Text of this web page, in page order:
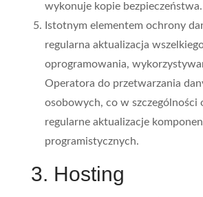
wykonuje kopie bezpieczeństwa.
Istotnym elementem ochrony
regularna aktualizacja
oprogramowania,
Operatora do przetwarzania
osobowych, co w szczególności
regularne aktualizacje
programistycznych.
3. Hosting